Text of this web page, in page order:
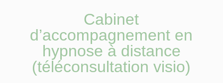
Cabinet
d’accompagnement en
hypnose à distance
(téléconsultation visio)